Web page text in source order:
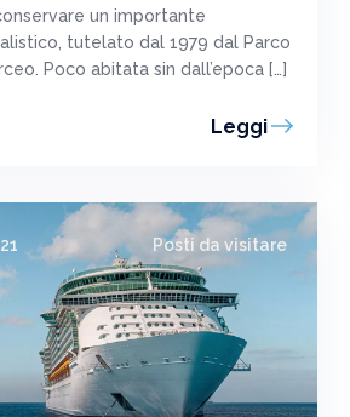
un importante
tutelato dal 1979 dal Parco
Poco abitata sin dall’epoca […]
Leggi
Posti da visitare